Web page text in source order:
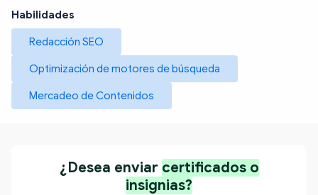
Habilidades
Redacción SEO
Optimización de motores de búsqueda
Mercadeo de Contenidos
¿Desea enviar certificados o
insignias?